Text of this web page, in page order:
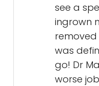
see a
ingrown
removed
was
go! Dr
worse